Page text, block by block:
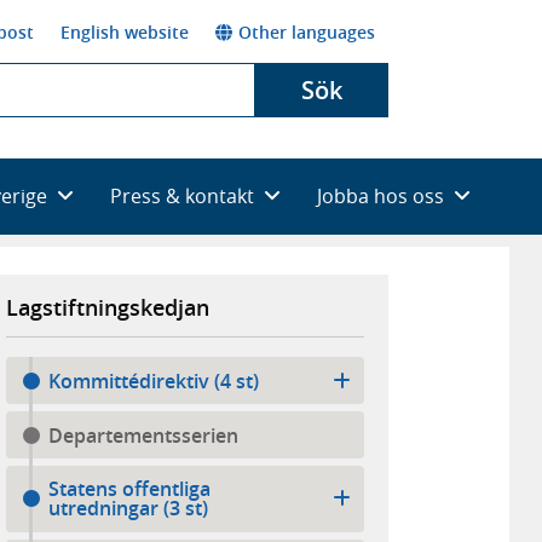
English website Other languages
Sök
Press & kontakt Jobba hos oss
Lagstiftningskedjan
Kommittédirektiv (4 st)
Departementsserien
Statens offentliga
utredningar (3 st)